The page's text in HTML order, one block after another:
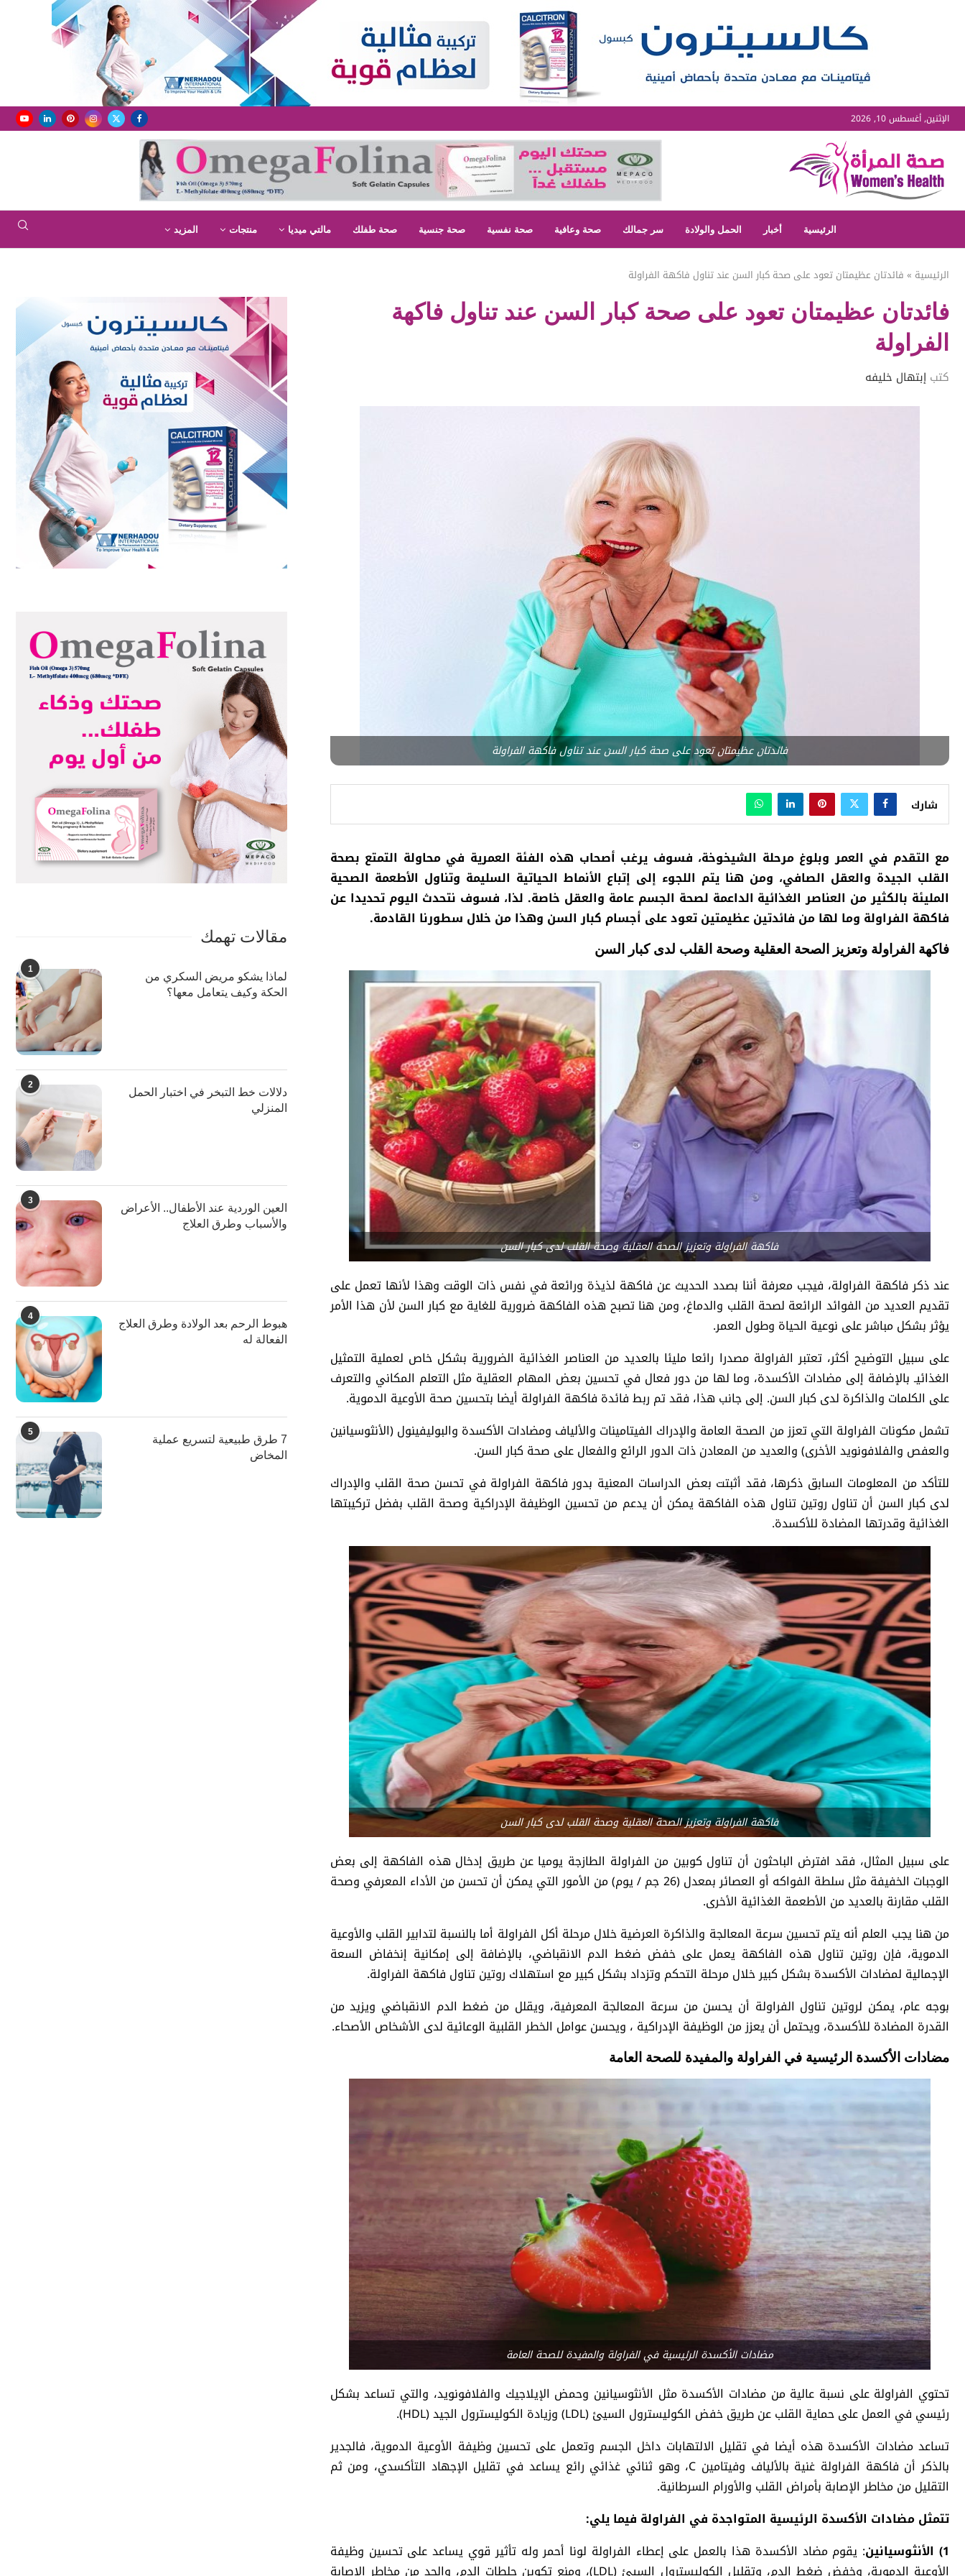
الإثنين, أغسطس 10, 2026
الرئيسية أخبار الحمل والولادة سر جمالك صحة وعافية صحة نفسية صحة جنسية صحة طفلك مالتي ميديا منتجات المزيد
الرئيسية » فائدتان عظيمتان تعود على صحة كبار السن عند تناول فاكهة الفراولة
فائدتان عظيمتان تعود على صحة كبار السن عند تناول فاكهة
الفراولة
كتب إبتهال خليفه
فائدتان عظيمتان تعود على صحة كبار السن عند تناول فاكهة الفراولة
شارك
مع التقدم في العمر وبلوغ مرحلة الشيخوخة، فسوف يرغب أصحاب هذه الفئة العمرية في محاولة التمتع بصحة
القلب الجيدة والعقل الصافي، ومن هنا يتم اللجوء إلى إتباع الأنماط الحياتية السليمة وتناول الأطعمة الصحية
المليئة بالكثير من العناصر الغذائية الداعمة لصحة الجسم عامة والعقل خاصة. لذا، فسوف نتحدث اليوم تحديدا عن
فاكهة الفراولة وما لها من فائدتين عظيمتين تعود على أجسام كبار السن وهذا من خلال سطورنا القادمة.
فاكهة الفراولة وتعزيز الصحة العقلية وصحة القلب لدى كبار السن
فاكهة الفراولة وتعزيز الصحة العقلية وصحة القلب لدى كبار السن
عند ذكر فاكهة الفراولة، فيجب معرفة أننا بصدد الحديث عن فاكهة لذيذة ورائعة في نفس ذات الوقت وهذا لأنها تعمل على
تقديم العديد من الفوائد الرائعة لصحة القلب والدماغ، ومن هنا تصبح هذه الفاكهة ضرورية للغاية مع كبار السن لأن هذا الأمر
يؤثر بشكل مباشر على نوعية الحياة وطول العمر.
على سبيل التوضيح أكثر، تعتبر الفراولة مصدرا رائعا مليئا بالعديد من العناصر الغذائية الضرورية بشكل خاص لعملية التمثيل
الغذائيـ بالإضافة إلى مضادات الأكسدة، وما لها من دور فعال في تحسين بعض المهام العقلية مثل التعلم المكاني والتعرف
على الكلمات والذاكرة لدى كبار السن. إلى جانب هذا، فقد تم ربط فائدة فاكهة الفراولة أيضا بتحسين صحة الأوعية الدموية.
تشمل مكونات الفراولة التي تعزز من الصحة العامة والإدراك الفيتامينات والألياف ومضادات الأكسدة والبوليفينول (الأنثوسيانين
والعفص والفلافونويد الأخرى) والعديد من المعادن ذات الدور الرائع والفعال على صحة كبار السن.
للتأكد من المعلومات السابق ذكرها، فقد أثبتت بعض الدراسات المعنية بدور فاكهة الفراولة في تحسن صحة القلب والإدراك
لدى كبار السن أن تناول روتين تناول هذه الفاكهة يمكن أن يدعم من تحسين الوظيفة الإدراكية وصحة القلب بفضل تركيبتها
الغذائية وقدرتها المضادة للأكسدة.
فاكهة الفراولة وتعزيز الصحة العقلية وصحة القلب لدى كبار السن
على سبيل المثال، فقد افترض الباحثون أن تناول كوبين من الفراولة الطازجة يوميا عن طريق إدخال هذه الفاكهة إلى بعض
الوجبات الخفيفة مثل سلطة الفواكه أو العصائر بمعدل (26 جم / يوم) من الأمور التي يمكن أن تحسن من الأداء المعرفي وصحة
القلب مقارنة بالعديد من الأطعمة الغذائية الأخرى.
من هنا يجب العلم أنه يتم تحسين سرعة المعالجة والذاكرة العرضية خلال مرحلة أكل الفراولة أما بالنسبة لتدابير القلب والأوعية
الدموية، فإن روتين تناول هذه الفاكهة يعمل على خفض ضغط الدم الانقباضي، بالإضافة إلى إمكانية إنخفاض السعة
الإجمالية لمضادات الأكسدة بشكل كبير خلال مرحلة التحكم وتزداد بشكل كبير مع استهلاك روتين تناول فاكهة الفراولة.
بوجه عام، يمكن لروتين تناول الفراولة أن يحسن من سرعة المعالجة المعرفية، ويقلل من ضغط الدم الانقباضي ويزيد من
القدرة المضادة للأكسدة، ويحتمل أن يعزز من الوظيفة الإدراكية ، ويحسن عوامل الخطر القلبية الوعائية لدى الأشخاص الأصحاء.
مضادات الأكسدة الرئيسية في الفراولة والمفيدة للصحة العامة
مضادات الأكسدة الرئيسية في الفراولة والمفيدة للصحة العامة
تحتوي الفراولة على نسبة عالية من مضادات الأكسدة مثل الأنثوسيانين وحمض الإيلاجيك والفلافونويد، والتي تساعد بشكل
رئيسي في العمل على حماية القلب عن طريق خفض الكوليسترول السيئ (LDL) وزيادة الكوليسترول الجيد (HDL).
تساعد مضادات الأكسدة هذه أيضا في تقليل الالتهابات داخل الجسم وتعمل على تحسين وظيفة الأوعية الدموية، فالجدير
بالذكر أن فاكهة الفراولة غنية بالألياف وفيتامين C، وهو ثنائي غذائي رائع يساعد في تقليل الإجهاد التأكسدي، ومن ثم
التقليل من مخاطر الإصابة بأمراض القلب والأورام السرطانية.
تتمثل مضادات الأكسدة الرئيسية المتواجدة في الفراولة فيما يلي:
1) الأنثوسيانين
: يقوم مضاد الأكسدة هذا بالعمل على إعطاء الفراولة لونا أحمر وله تأثير قوي يساعد على تحسين وظيفة
الأوعية الدموية، وخفض ضغط الدم، وتقليل الكوليسترول السيئ (LDL)، ومنع تكوين جلطات الدم، والحد من مخاطر الإصابة
مقالات تهمك
1
لماذا يشكو مريض السكري من
الحكة وكيف يتعامل معها؟
2
دلالات خط التبخر في اختبار الحمل
المنزلي
3
العين الوردية عند الأطفال.. الأعراض
والأسباب وطرق العلاج
4
هبوط الرحم بعد الولادة وطرق العلاج
الفعالة له
5
7 طرق طبيعية لتسريع عملية
المخاض